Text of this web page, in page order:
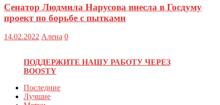
Сенатор Людмила Нарусова внесла в Госдуму
проект по борьбе с пытками
14.02.2022 Алена 0
ПОДДЕРЖИТЕ НАШУ РАБОТУ ЧЕРЕЗ
BOOSTY
Последние
Лучшие